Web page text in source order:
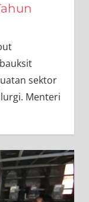
sektor
Menteri